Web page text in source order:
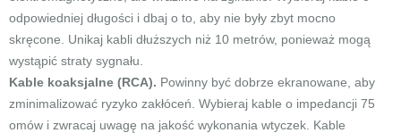
odpowiedniej długości i dbaj o to, aby nie były zbyt mocno
skręcone. Unikaj kabli dłuższych niż 10 metrów, ponieważ mogą
wystąpić straty sygnału.
Kable koaksjalne (RCA). Powinny być dobrze ekranowane, aby
zminimalizować ryzyko zakłóceń. Wybieraj kable o impedancji 75
omów i zwracaj uwagę na jakość wykonania wtyczek. Kable